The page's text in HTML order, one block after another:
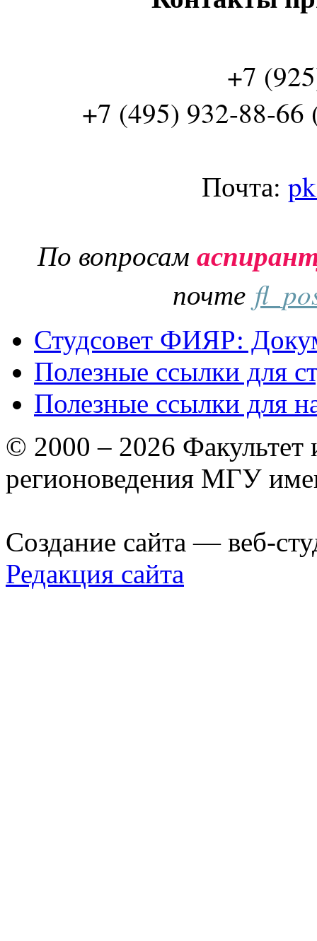
+7
+7 (495) 932-88-66
Почта:
По вопросам
почте
Студсовет ФИЯР:
Полезные ссылки для
Полезные ссылки для
© 2000 – 2026 Факультет
регионоведения МГУ
Создание сайта — веб-
Редакция сайта